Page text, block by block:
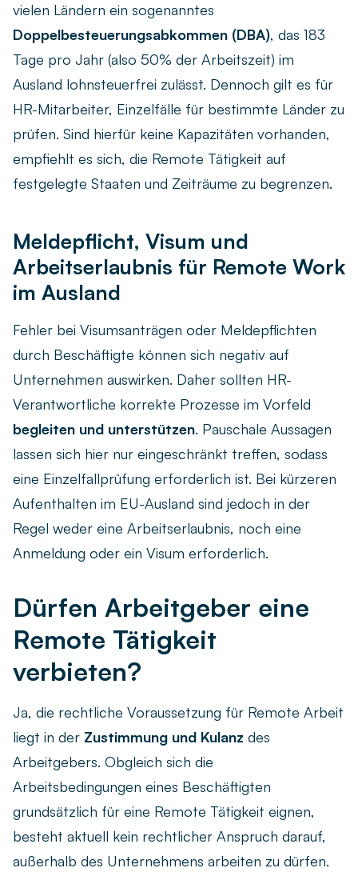
vielen Ländern ein sogenanntes
Doppelbesteuerungsabkommen (DBA), das 183
Tage pro Jahr (also 50% der Arbeitszeit) im
Ausland lohnsteuerfrei zulässt. Dennoch gilt es für
HR-Mitarbeiter, Einzelfälle für bestimmte Länder zu
prüfen. Sind hierfür keine Kapazitäten vorhanden,
empfiehlt es sich, die Remote Tätigkeit auf
festgelegte Staaten und Zeiträume zu begrenzen.
Meldepflicht, Visum und
Arbeitserlaubnis für Remote Work
im Ausland
Fehler bei Visumsanträgen oder Meldepflichten
durch Beschäftigte können sich negativ auf
Unternehmen auswirken. Daher sollten HR-
Verantwortliche korrekte Prozesse im Vorfeld
begleiten und unterstützen. Pauschale Aussagen
lassen sich hier nur eingeschränkt treffen, sodass
eine Einzelfallprüfung erforderlich ist. Bei kürzeren
Aufenthalten im EU-Ausland sind jedoch in der
Regel weder eine Arbeitserlaubnis, noch eine
Anmeldung oder ein Visum erforderlich.
Dürfen Arbeitgeber eine
Remote Tätigkeit
verbieten?
Ja, die rechtliche Voraussetzung für Remote Arbeit
liegt in der Zustimmung und Kulanz des
Arbeitgebers. Obgleich sich die
Arbeitsbedingungen eines Beschäftigten
grundsätzlich für eine Remote Tätigkeit eignen,
besteht aktuell kein rechtlicher Anspruch darauf,
außerhalb des Unternehmens arbeiten zu dürfen.